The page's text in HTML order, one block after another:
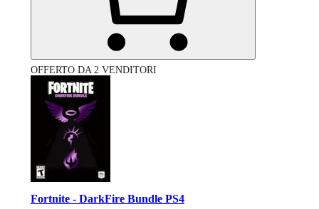
OFFERTO DA 2 VENDITORI
Fortnite - DarkFire Bundle PS4